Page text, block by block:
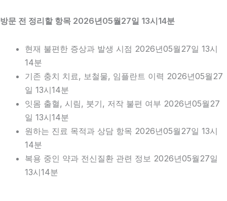
방문 전 정리할 항목 2026년05월27일 13시14분
현재 불편한 증상과 발생 시점 2026년05월27일 13시
14분
기존 충치 치료, 보철물, 임플란트 이력 2026년05월27
일 13시14분
잇몸 출혈, 시림, 붓기, 저작 불편 여부 2026년05월27
일 13시14분
원하는 진료 목적과 상담 항목 2026년05월27일 13시
14분
복용 중인 약과 전신질환 관련 정보 2026년05월27일
13시14분